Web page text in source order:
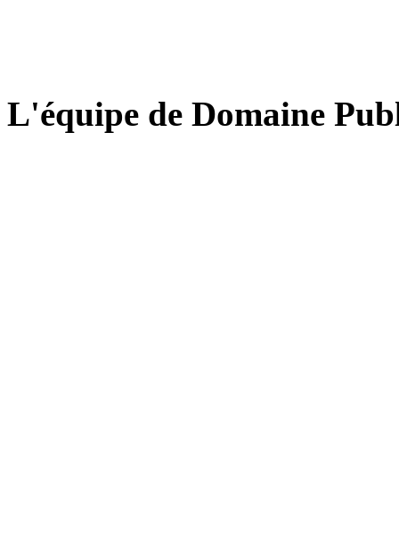
L'équipe de Domaine